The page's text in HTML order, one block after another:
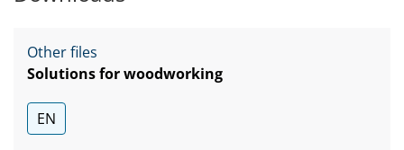
Other files
Solutions for woodworking
EN